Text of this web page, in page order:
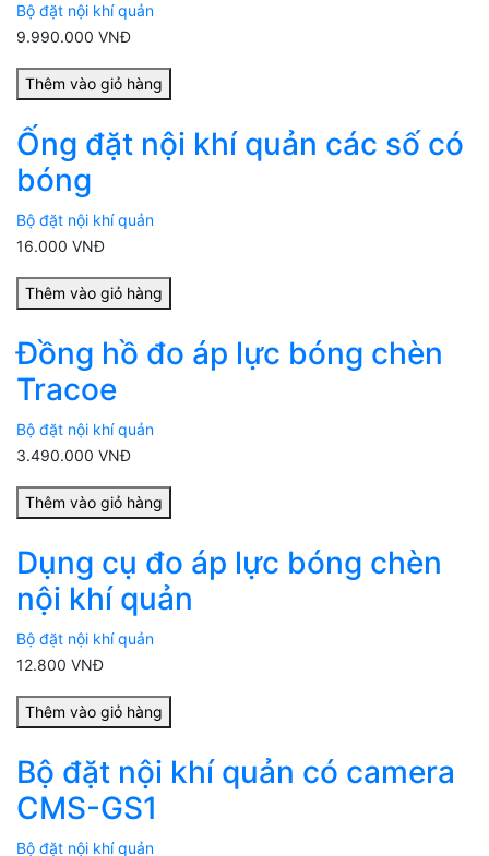
Bộ đặt nội khí quản
9.990.000 VNĐ
Thêm vào giỏ hàng
Ống đặt nội khí quản các số có
bóng
Bộ đặt nội khí quản
16.000 VNĐ
Thêm vào giỏ hàng
Đồng hồ đo áp lực bóng chèn
Tracoe
Bộ đặt nội khí quản
3.490.000 VNĐ
Thêm vào giỏ hàng
Dụng cụ đo áp lực bóng chèn
nội khí quản
Bộ đặt nội khí quản
12.800 VNĐ
Thêm vào giỏ hàng
Bộ đặt nội khí quản có camera
CMS-GS1
Bộ đặt nội khí quản